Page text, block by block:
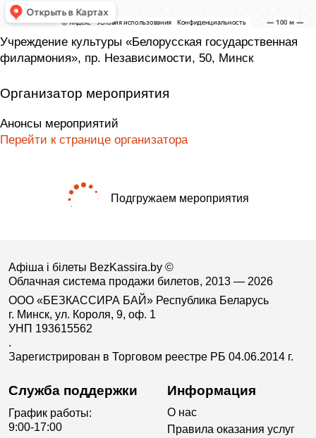
Учреждение культуры «Белорусская государственная
филармония», пр. Независимости, 50, Минск
Организатор мероприятия
Анонсы мероприятий
Перейти к странице организатора
Подгружаем мероприятия
Афіша і білеты BezKassira.by ©
Облачная система продажи билетов, 2013 — 2026
ООО «БЕЗКАССИРА БАЙ» Республика Беларусь
г. Минск, ул. Короля, 9, оф. 1
УНП 193615562
.
Зарегистрирован в Торговом реестре РБ 04.06.2014 г.
Служба поддержки
График работы:
9:00-17:00
Информация
О нас
Правила оказания услуг